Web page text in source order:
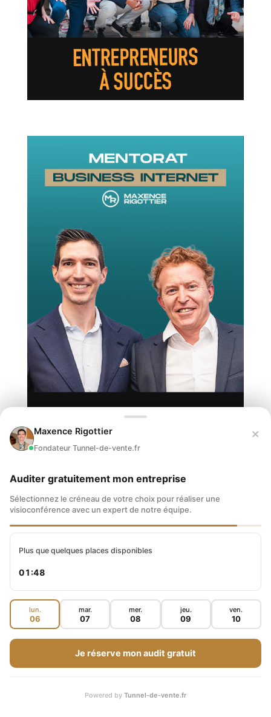
Maxence Rigottier
Fondateur Tunnel-de-vente.fr
×
Auditer gratuitement mon entreprise
Sélectionnez le créneau de votre choix pour réaliser une
visioconférence avec un expert de notre équipe.
Plus que quelques places disponibles
01:47
lun.
06
mar.
07
mer.
08
jeu.
09
ven.
10
Je réserve mon audit gratuit
Powered by Tunnel-de-vente.fr